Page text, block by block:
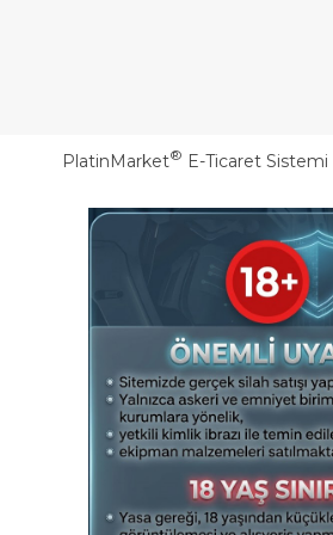
PlatinMarket® E-Ticaret Sistemi